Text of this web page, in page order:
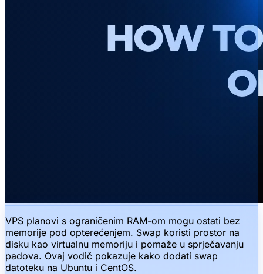
VPS planovi s ograničenim RAM-om mogu ostati bez
memorije pod opterećenjem. Swap koristi prostor na
disku kao virtualnu memoriju i pomaže u sprječavanju
padova. Ovaj vodič pokazuje kako dodati swap
datoteku na Ubuntu i CentOS.